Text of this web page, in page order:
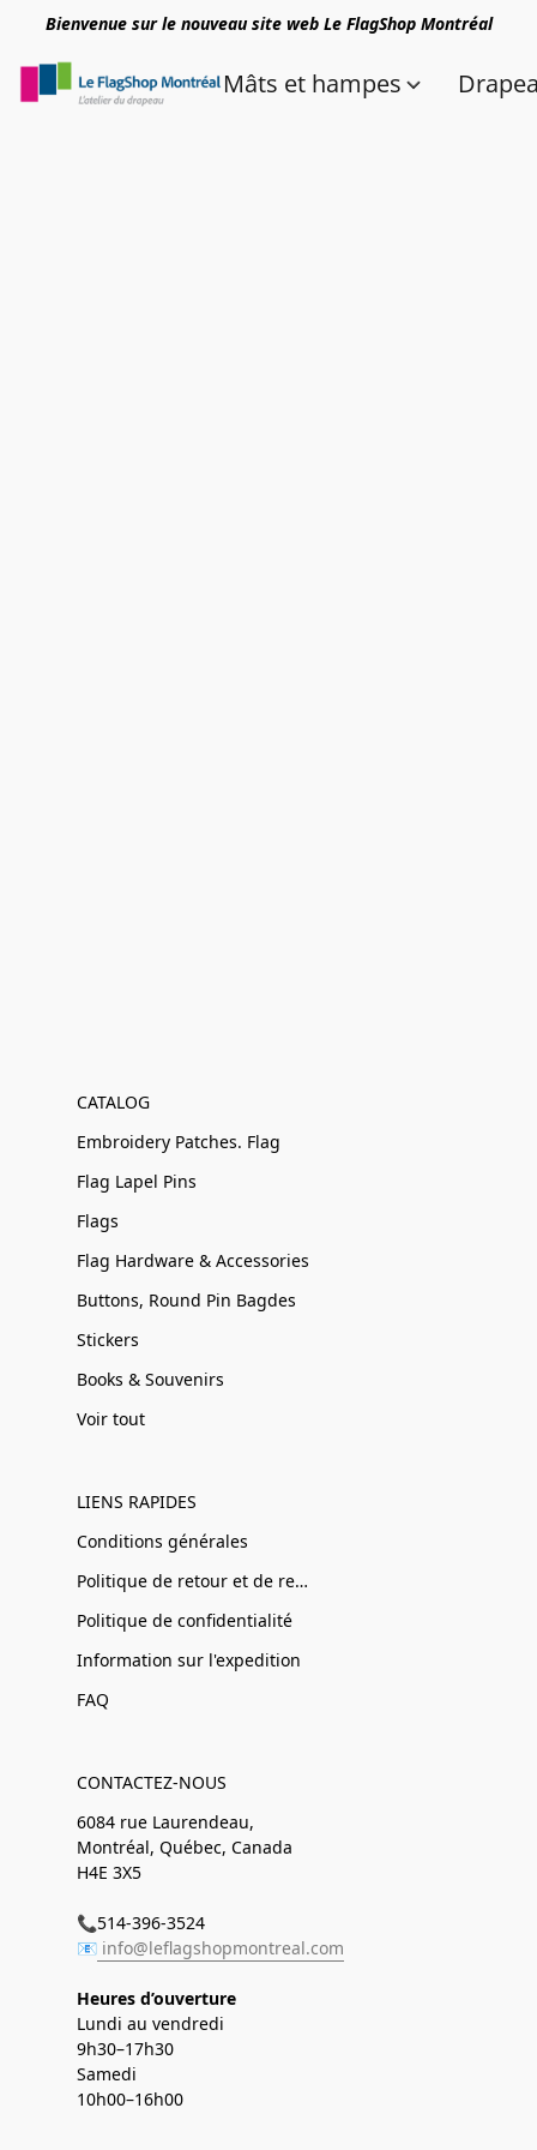
Bienvenue sur le nouveau site web Le FlagShop Montréal
Mâts et hampes
CATALOG
Embroidery Patches. Flag
Flag Lapel Pins
Flags
Flag Hardware & Accessories
Buttons, Round Pin Bagdes
Stickers
Books & Souvenirs
Voir tout
LIENS RAPIDES
Conditions générales
Politique de retour et de remboursement
Politique de confidentialité
Information sur l'expedition
FAQ
CONTACTEZ-NOUS
6084 rue Laurendeau,
Montréal, Québec, Canada
H4E 3X5
📞514-396-3524
📧 info@leflagshopmontreal.com
Heures d’ouverture
Lundi au vendredi
9h30–17h30
Samedi
10h00–16h00